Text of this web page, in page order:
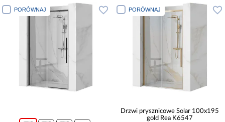
PORÓWNAJ PORÓWNAJ
Drzwi prysznicowe Solar 100x195
gold Rea K6547